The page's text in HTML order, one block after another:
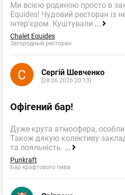
Ми всією родиною просто в
Equides! Чудовий ресторан із
інтер'єром. Куштували ...
Chalet Equides
Загородный ресторан
Сергій Шевченко
[28.06.2026 20:13]
Офігений бар!
Дуже крута атмосфера,
Також дякую колективу
та лояльність. ...
Punkraft
Бар крафтового пива